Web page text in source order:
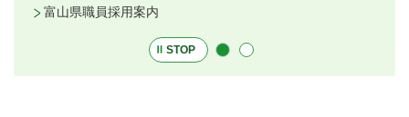
富山県職員採用案内
STOP